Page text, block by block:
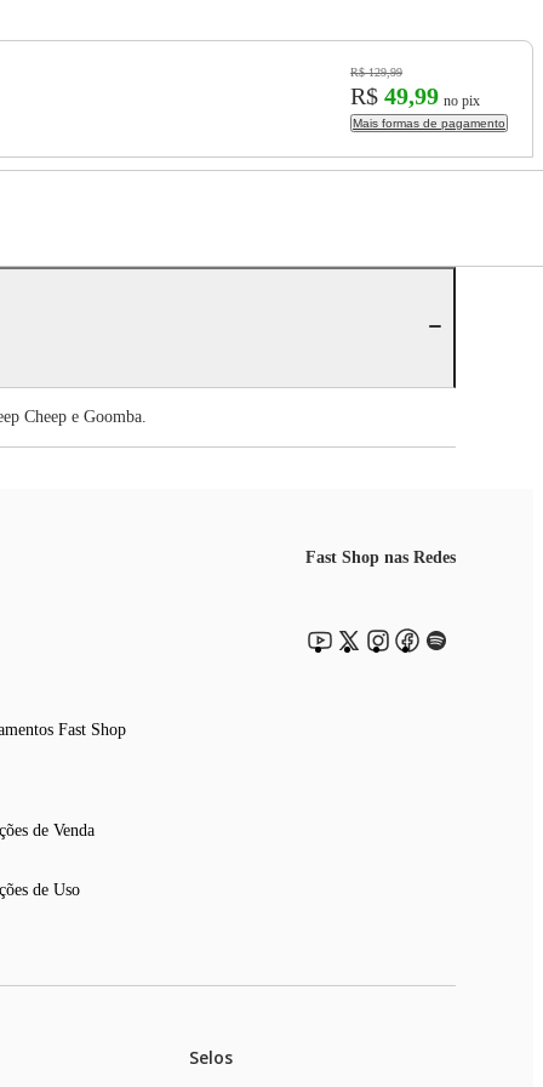
R$ 129,99
R$ 49,99 no pix
Mais formas de pagamento
Cheep e Goomba.
Fast Shop
de Venda
de Uso
Fast Shop nas Redes
Selos